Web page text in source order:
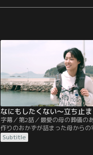
字幕／第2話／最愛の母の葬儀の
作りのおかずが詰まった母からの
届き、こらえていた涙があふれ出
ム。それでも生きるために会社と
Subtitle